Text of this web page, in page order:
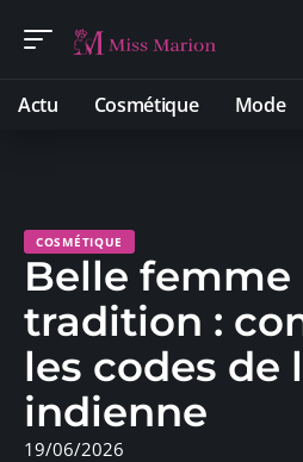
Actu Cosmétique Mode
COSMÉTIQUE
Belle
tradition :
les codes de
indienne
19/06/2026